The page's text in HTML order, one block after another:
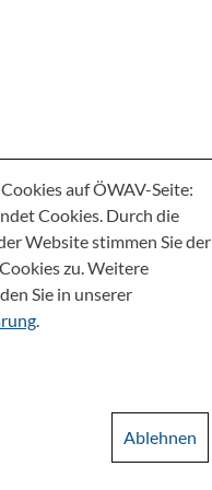
auf ÖWAV-Seite:
Cookies. Durch die
Website stimmen Sie der
zu. Weitere
Sie in unserer
.
Ablehnen